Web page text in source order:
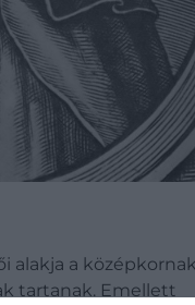
alakja a
tartanak. Emellett